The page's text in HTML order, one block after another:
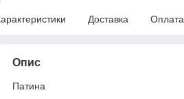
Доставка Оплата
Опис
Патина